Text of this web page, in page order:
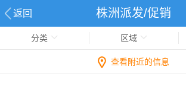
返回 株洲派发/促销
分类 区域
查看附近的信息